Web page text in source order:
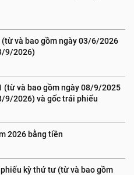
và bao gồm ngày 03/6/2026
9/2026)
(từ và bao gồm ngày 08/9/2025
9/2026) và gốc trái phiếu
2026 bằng tiền
kỳ thứ tư (từ và bao gồm